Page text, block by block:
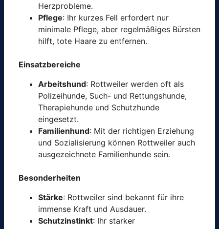
Herzprobleme.
Pflege: Ihr kurzes Fell erfordert nur
minimale Pflege, aber regelmäßiges Bürsten
hilft, tote Haare zu entfernen.
Einsatzbereiche
Arbeitshund: Rottweiler werden oft als
Polizeihunde, Such- und Rettungshunde,
Therapiehunde und Schutzhunde
eingesetzt.
Familienhund: Mit der richtigen Erziehung
und Sozialisierung können Rottweiler auch
ausgezeichnete Familienhunde sein.
Besonderheiten
Stärke: Rottweiler sind bekannt für ihre
immense Kraft und Ausdauer.
Schutzinstinkt: Ihr starker